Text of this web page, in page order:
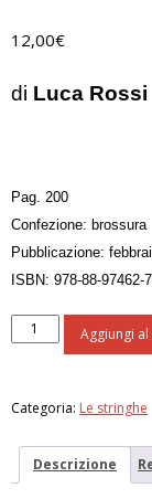
12,00€
di Luca Rossi
Pag. 200
Confezione: brossura
Pubblicazione:
ISBN: 978-88-97462-
Galateo
della
Aggiungi
Categoria: Le stringhe
Descrizione